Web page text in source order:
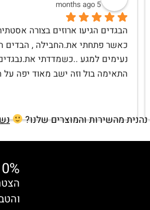
נהנית מהשירות והמוצרים שלנו?
10% הנחה